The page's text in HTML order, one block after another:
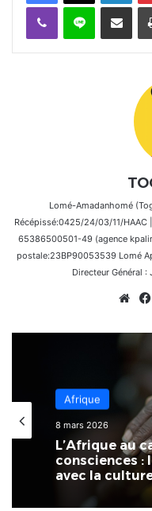
Viber Ligne Partager par
Lomé-Amadanhomé
Récépissé:0425/24/03/11/HAAC
65386500501-49 (agence
postale:23BP90053539 Lomé
Directeur Général :
Afrique
8 mars 2026
Échos des Écoles
se limite pas
il façonne